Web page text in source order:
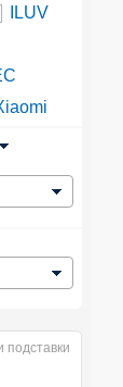
ILUV
подставки